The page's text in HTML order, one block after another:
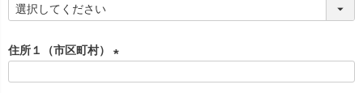
)(
須
住所１（市区町村）